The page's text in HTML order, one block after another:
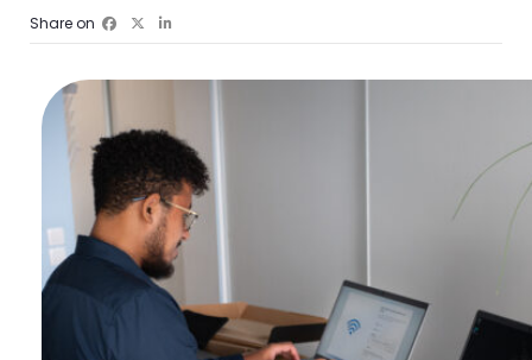
Share on